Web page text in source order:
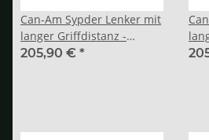
Can-Am Sypder Lenker mit
langer Griffdistanz -
Position C (bis 2023)
205,90 € *